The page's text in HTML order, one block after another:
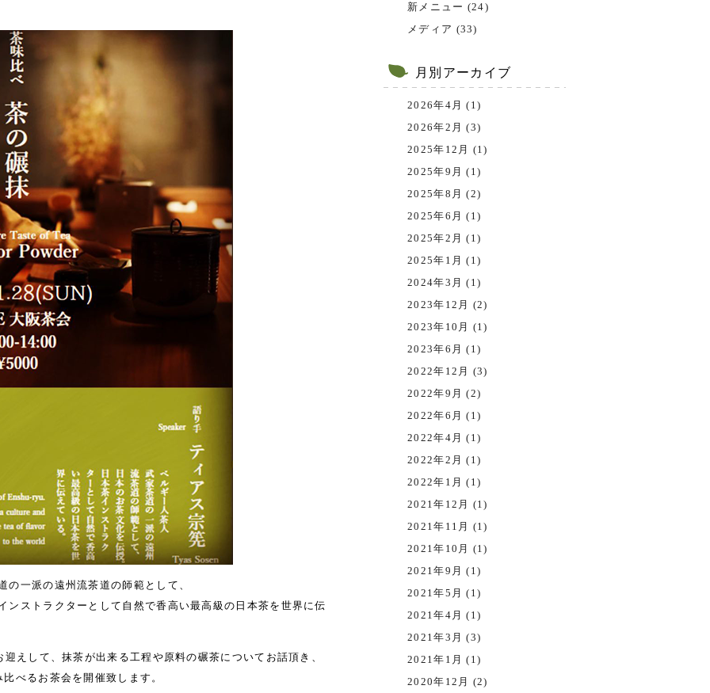
一派の遠州流茶道の師範として、
ンストラクターとして自然で香高い最高級の日本茶を世界に伝
えして、抹茶が出来る工程や原料の碾茶についてお話頂き、
べるお茶会を開催致します。
新メニュー (24)
メディア (33)
月別アーカイブ
2026年4月 (1)
2026年2月 (3)
2025年12月 (1)
2025年9月 (1)
2025年8月 (2)
2025年6月 (1)
2025年2月 (1)
2025年1月 (1)
2024年3月 (1)
2023年12月 (2)
2023年10月 (1)
2023年6月 (1)
2022年12月 (3)
2022年9月 (2)
2022年6月 (1)
2022年4月 (1)
2022年2月 (1)
2022年1月 (1)
2021年12月 (1)
2021年11月 (1)
2021年10月 (1)
2021年9月 (1)
2021年5月 (1)
2021年4月 (1)
2021年3月 (3)
2021年1月 (1)
2020年12月 (2)